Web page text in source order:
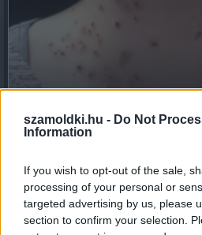
szamoldki.hu - Do Not
Information
If you wish to opt-out of the sale,
processing of your personal or
targeted advertising by us, please
section to confirm your selection.
Find Papillomas On Your